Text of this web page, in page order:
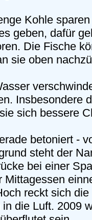
Kohle
geben, dafür
Die Fische
sie oben
Insbesondere
sich bessere
betoniert -
steht der
bei einer
reckt sich
die Luft. 2009